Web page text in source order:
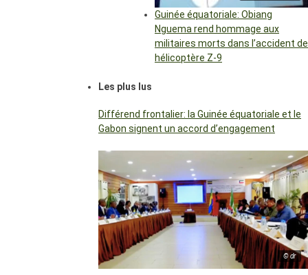
Guinée équatoriale: Obiang
Nguema rend hommage aux
militaires morts dans l’accident de
hélicoptère Z-9
Les plus lus
Différend frontalier: la Guinée équatoriale et le
Gabon signent un accord d’engagement
© dr